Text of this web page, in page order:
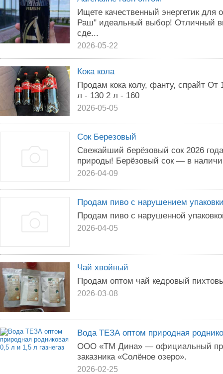
Ищете качественный энергетик для
Раш" идеальный выбор! Отличный
сде...
2026-05-22
Кока кола
Продам кока колу, фанту, спрайт
л - 130 2 л - 160
2026-05-05
Сок Березовый
Свежайший берёзовый сок 2026
природы! Берёзовый сок — в
2026-04-09
Продам пиво с нарушением
Продам пиво с нарушенной
2026-04-05
Чай хвойный
Продам оптом чай кедровый
2026-03-08
Вода ТЕЗА оптом природная
ООО «ТМ Дина» — официальный
заказника «Солёное озеро».
2026-02-25